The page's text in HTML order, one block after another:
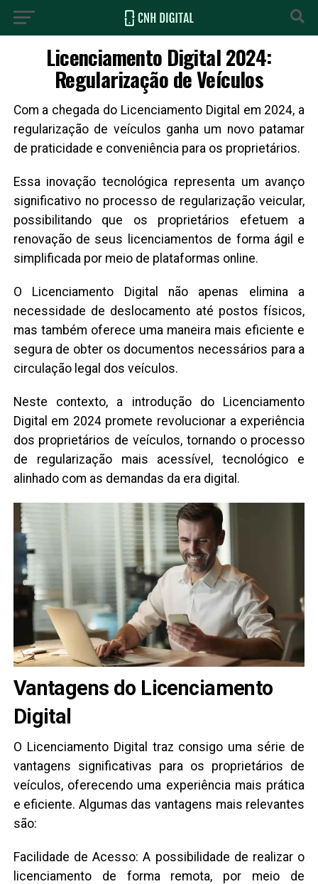
Licenciamento Digital 2024:
Regularização de Veículos
Com a chegada do Licenciamento Digital em 2024, a
regularização de veículos ganha um novo patamar
de praticidade e conveniência para os proprietários.
Essa inovação tecnológica representa um avanço
significativo no processo de regularização veicular,
possibilitando que os proprietários efetuem a
renovação de seus licenciamentos de forma ágil e
simplificada por meio de plataformas online.
O Licenciamento Digital não apenas elimina a
necessidade de deslocamento até postos físicos,
mas também oferece uma maneira mais eficiente e
segura de obter os documentos necessários para a
circulação legal dos veículos.
Neste contexto, a introdução do Licenciamento
Digital em 2024 promete revolucionar a experiência
dos proprietários de veículos, tornando o processo
de regularização mais acessível, tecnológico e
alinhado com as demandas da era digital.
Vantagens do Licenciamento
Digital
O Licenciamento Digital traz consigo uma série de
vantagens significativas para os proprietários de
veículos, oferecendo uma experiência mais prática
e eficiente. Algumas das vantagens mais relevantes
são:
Facilidade de Acesso: A possibilidade de realizar o
licenciamento de forma remota, por meio de